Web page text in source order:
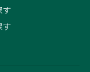
す
す